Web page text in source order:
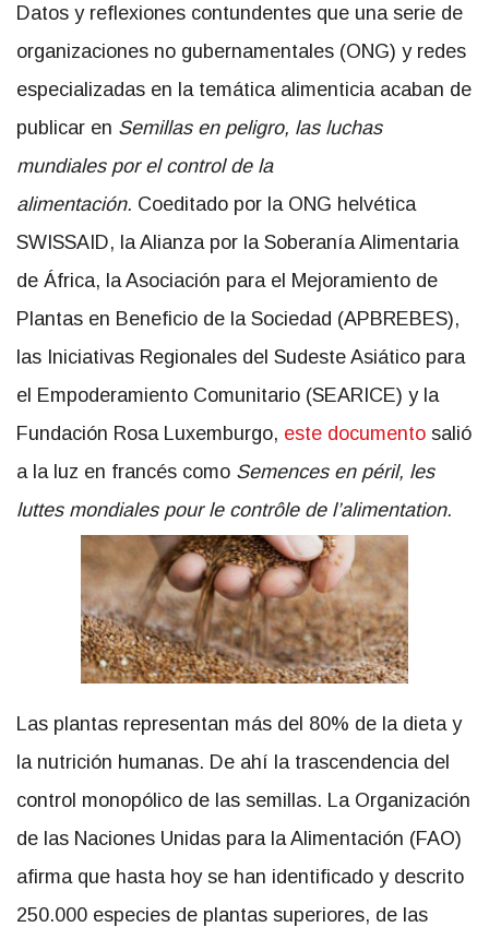
Datos y reflexiones contundentes que una serie de
organizaciones no gubernamentales (ONG) y redes
especializadas en la temática alimenticia acaban de
publicar en Semillas en peligro, las luchas
mundiales por el control de la
alimentación. Coeditado por la ONG helvética
SWISSAID, la Alianza por la Soberanía Alimentaria
de África, la Asociación para el Mejoramiento de
Plantas en Beneficio de la Sociedad (APBREBES),
las Iniciativas Regionales del Sudeste Asiático para
el Empoderamiento Comunitario (SEARICE) y la
Fundación Rosa Luxemburgo, este documento salió
a la luz en francés como Semences en péril, les
luttes mondiales pour le contrôle de l’alimentation.
Las plantas representan más del 80% de la dieta y
la nutrición humanas. De ahí la trascendencia del
control monopólico de las semillas. La Organización
de las Naciones Unidas para la Alimentación (FAO)
afirma que hasta hoy se han identificado y descrito
250.000 especies de plantas superiores, de las